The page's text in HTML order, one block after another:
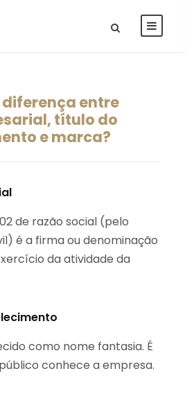
diferença entre
título do
e marca?
de razão social (pelo
é a firma ou denominação
da atividade da
como nome fantasia. É
conhece a empresa.⁣